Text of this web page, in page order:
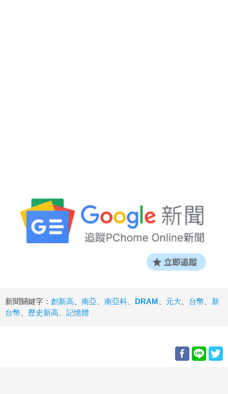
新聞關鍵字： 創新高 南亞 南亞科 DRAM 元大 台幣
新
台幣
歷史新高 記憶體